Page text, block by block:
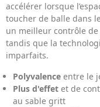
accélérer lorsque
toucher de balle dans
un meilleur contrôle
tandis que la
imparfaits.
Polyvalence entre le
Plus d'effet et de
au sable gritt